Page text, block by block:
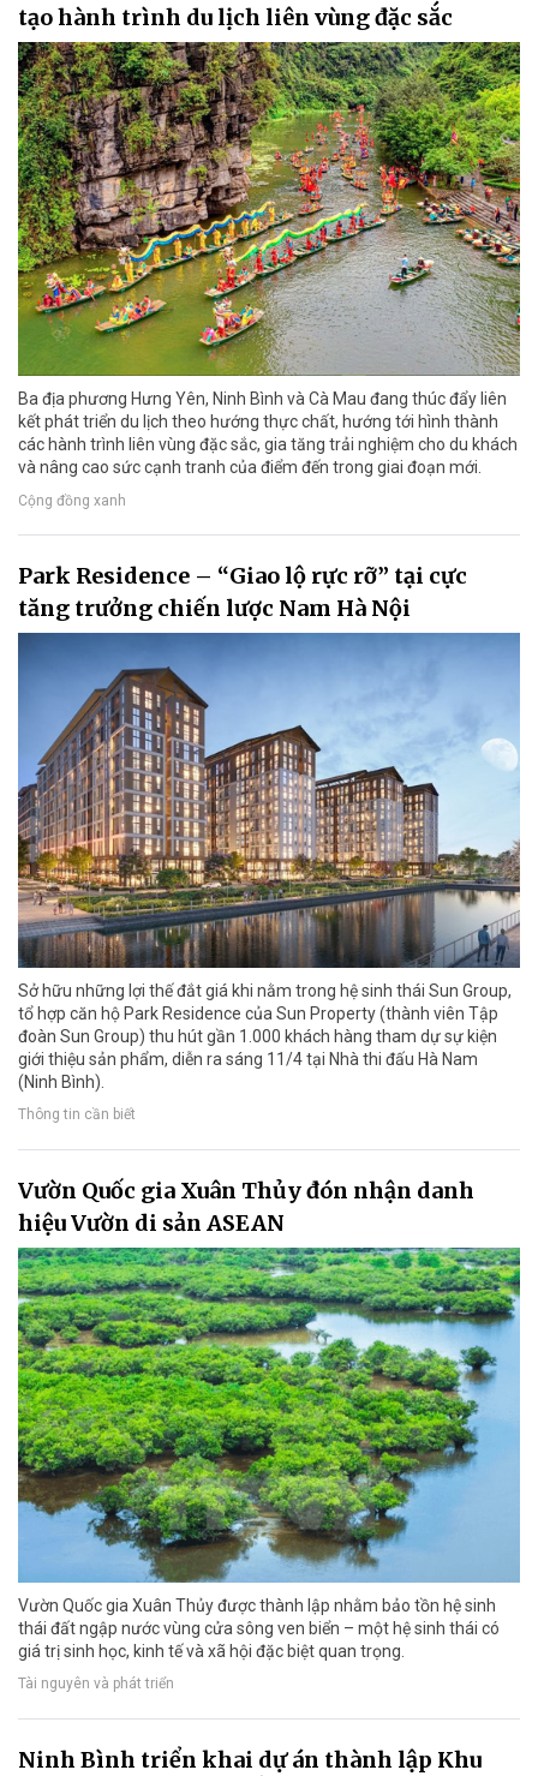
tạo hành trình du lịch liên vùng đặc sắc
Ba địa phương Hưng Yên, Ninh Bình và Cà Mau đang thúc đẩy liên
kết phát triển du lịch theo hướng thực chất, hướng tới hình thành
các hành trình liên vùng đặc sắc, gia tăng trải nghiệm cho du khách
và nâng cao sức cạnh tranh của điểm đến trong giai đoạn mới.
Cộng đồng xanh
Park Residence – “Giao lộ rực rỡ” tại cực
tăng trưởng chiến lược Nam Hà Nội
Sở hữu những lợi thế đắt giá khi nằm trong hệ sinh thái Sun Group,
tổ hợp căn hộ Park Residence của Sun Property (thành viên Tập
đoàn Sun Group) thu hút gần 1.000 khách hàng tham dự sự kiện
giới thiệu sản phẩm, diễn ra sáng 11/4 tại Nhà thi đấu Hà Nam
(Ninh Bình).
Thông tin cần biết
Vườn Quốc gia Xuân Thủy đón nhận danh
hiệu Vườn di sản ASEAN
Vườn Quốc gia Xuân Thủy được thành lập nhằm bảo tồn hệ sinh
thái đất ngập nước vùng cửa sông ven biển – một hệ sinh thái có
giá trị sinh học, kinh tế và xã hội đặc biệt quan trọng.
Tài nguyên và phát triển
Ninh Bình triển khai dự án thành lập Khu